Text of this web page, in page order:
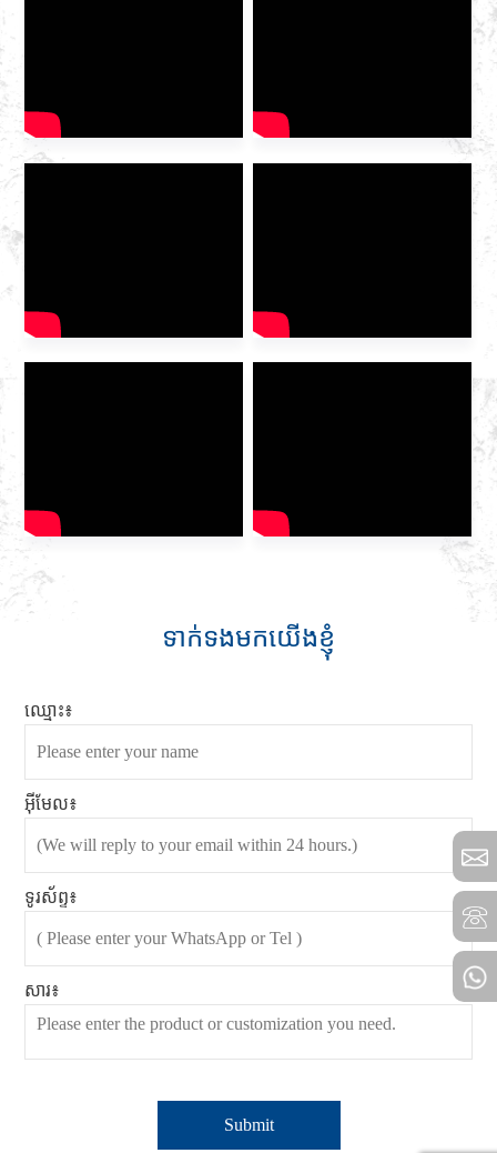
នាមជាអ្នកផ្តល់សេវាហ្គាសរួម
បញ្ចូលគ្នាក្នុងស្រុកឈានមុខគេ
Huazhong Gas ត្រូវបាន
ទាក់ទងមកយើងខ្ញុំ
ឈ្មោះ៖
អ៊ីមែល៖
ទូរស័ព្ទ៖
សារ៖